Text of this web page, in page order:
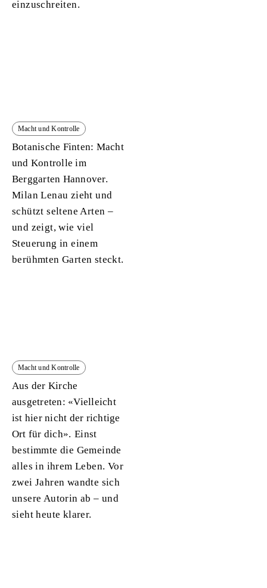
einzuschreiten.
Macht und Kontrolle
Botanische Finten: Macht
und Kontrolle im
Berggarten Hannover.
Milan Lenau zieht und
schützt seltene Arten –
und zeigt, wie viel
Steuerung in einem
berühmten Garten steckt.
Macht und Kontrolle
Aus der Kirche
ausgetreten: «Vielleicht
ist hier nicht der richtige
Ort für dich». Einst
bestimmte die Gemeinde
alles in ihrem Leben. Vor
zwei Jahren wandte sich
unsere Autorin ab – und
sieht heute klarer.